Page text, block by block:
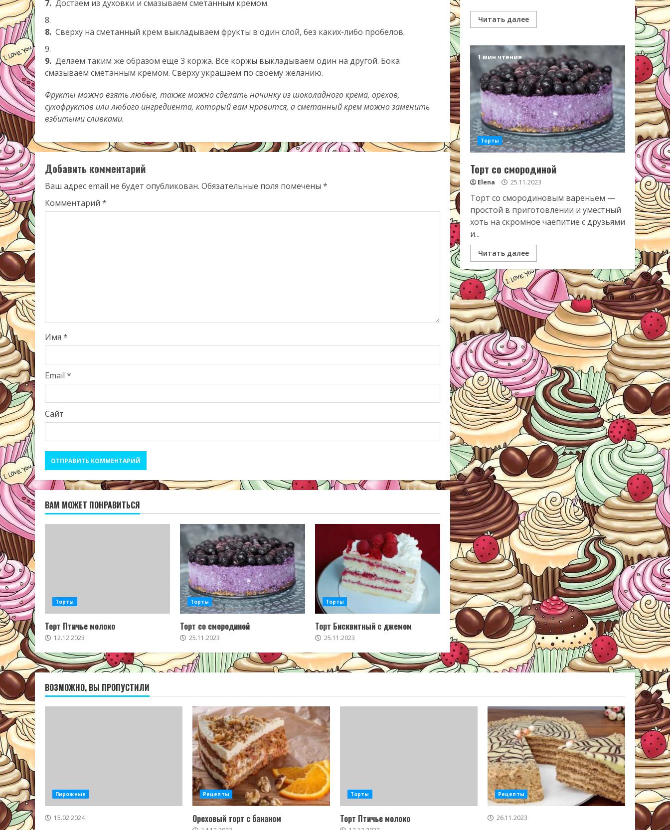
7. Достаем из духовки и смазываем сметанным кремом.
8. Сверху на сметанный крем выкладываем фрукты в один слой, без каких-либо пробелов.
9. Делаем таким же образом еще 3 коржа. Все коржы выкладываем один на другой. Бока
смазываем сметанным кремом. Сверху украшаем по своему желанию.
Фрукты можно взять любые, также можно сделать начинку из шоколадного крема, орехов,
сухофруктов или любого ингредиента, который вам нравится, а сметанный крем можно заменить
взбитыми сливками.
Добавить комментарий
Ваш адрес email не будет опубликован. Обязательные поля помечены *
Комментарий *
Имя *
Email *
Сайт
ВАМ МОЖЕТ ПОНРАВИТЬСЯ
Торты
Торт Птичье молоко
12.12.2023
Торты
Торт со смородиной
25.11.2023
Торты
Торт Бисквитный с джемом
25.11.2023
Читать далее
1 мин чтения
Торты
Торт со смородиной
Elena 25.11.2023
Торт со смородиновым вареньем —
простой в приготовлении и уместный
хоть на скромное чаепитие с друзьями
и...
Читать далее
ВОЗМОЖНО, ВЫ ПРОПУСТИЛИ
Пирожные
15.02.2024
Рецепты
Ореховый торт с бананом
Торты
Торт Птичье молоко
Рецепты
26.11.2023